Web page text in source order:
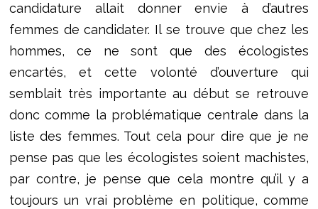
candidature allait donner envie à d’autres
femmes de candidater. Il se trouve que chez les
hommes, ce ne sont que des écologistes
encartés, et cette volonté d’ouverture qui
semblait très importante au début se retrouve
donc comme la problématique centrale dans la
liste des femmes. Tout cela pour dire que je ne
pense pas que les écologistes soient machistes,
par contre, je pense que cela montre qu’il y a
toujours un vrai problème en politique, comme